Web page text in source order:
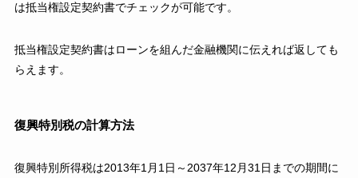
は抵当権設定契約書でチェックが可能です。
抵当権設定契約書はローンを組んだ金融機関に伝えれば返しても
らえます。
復興特別税の計算方法
復興特別所得税は2013年1月1日～2037年12月31日までの期間に